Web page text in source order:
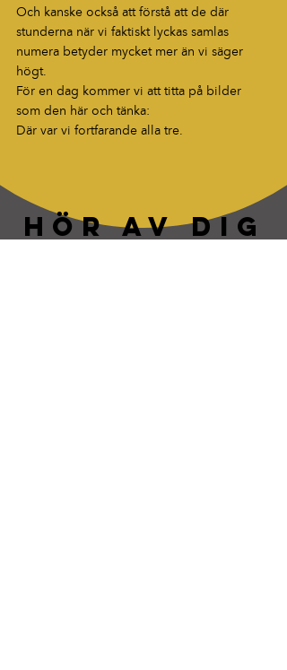
Och kanske också att förstå att de där
stunderna när vi faktiskt lyckas samlas
numera betyder mycket mer än vi säger
högt.
För en dag kommer vi att titta på bilder
som den här och tänka:
Där var vi fortfarande alla tre.
HÖR AV DIG